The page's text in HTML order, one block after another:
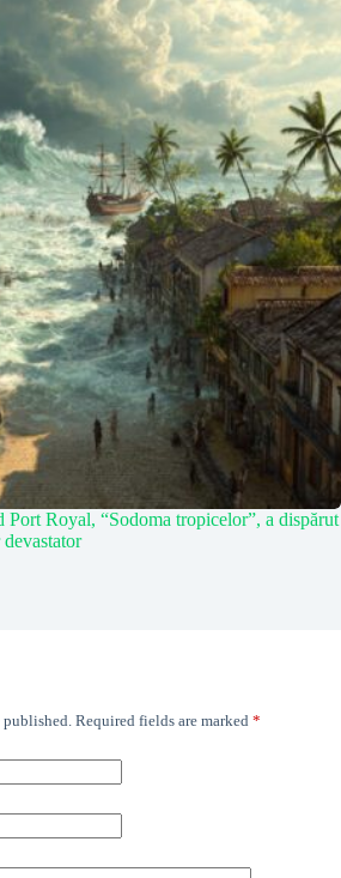
Royal, “Sodoma tropicelor”, a dispărut
Required fields are marked *